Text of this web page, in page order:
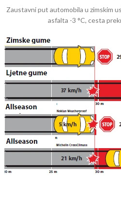
Zaustavni put automobila u zimskim
asfalta -3 °C, cesta